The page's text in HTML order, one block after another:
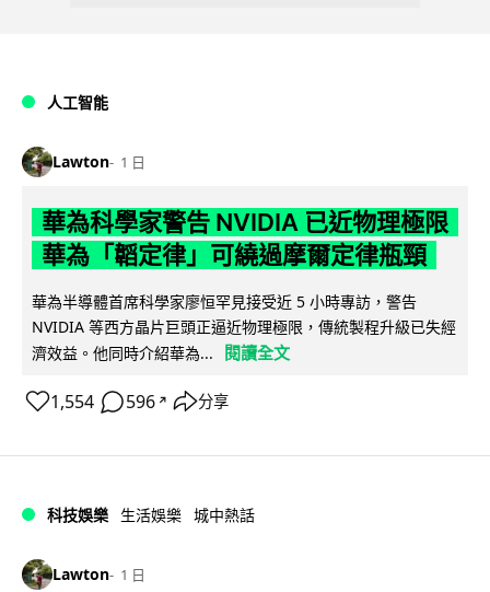
人工智能
Lawton 1 日
華為科學家警告 NVIDIA 已近物理極限
華為「韜定律」可繞過摩爾定律瓶頸
華為半導體首席科學家廖恒罕見接受近 5 小時專訪，警告
NVIDIA 等西方晶片巨頭正逼近物理極限，傳統製程升級已失經
濟效益。他同時介紹華為...
閱讀全文
1,554 596 ↗ 分享
科技娛樂 生活娛樂 城中熱話
Lawton 1 日